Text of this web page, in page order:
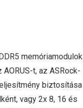
memóriamodulok
t, az ASRock-
biztosítása
vagy 2x 8, 16 és